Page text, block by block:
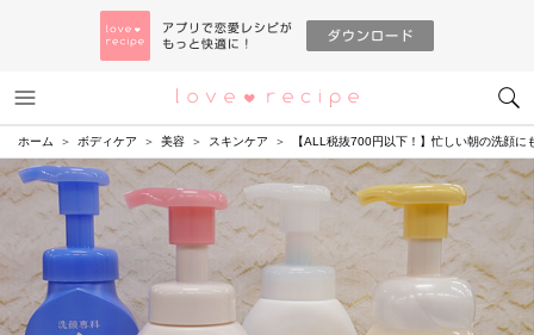
恋愛レシピ
ホーム ボディケア 美容 スキンケア 【ALL税抜700円以下！】忙しい朝の洗顔